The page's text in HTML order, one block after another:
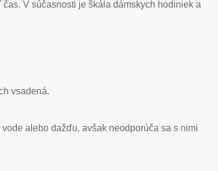
V súčasnosti je škála dámskych hodiniek a
vsadená.
alebo dažďu, avšak neodporúča sa s nimi